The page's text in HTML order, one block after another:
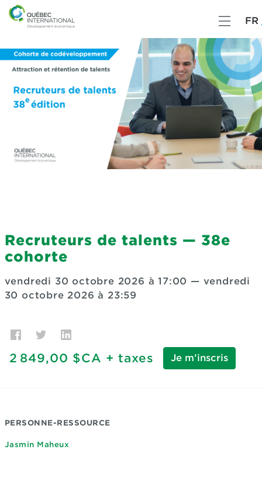
FR
Recruteurs de talents — 38e
cohorte
vendredi 30 octobre 2026 à 17:00 — vendredi
30 octobre 2026 à 23:59
2 849,00 $CA + taxes Je m’inscris
PERSONNE-RESSOURCE
Jasmin Maheux